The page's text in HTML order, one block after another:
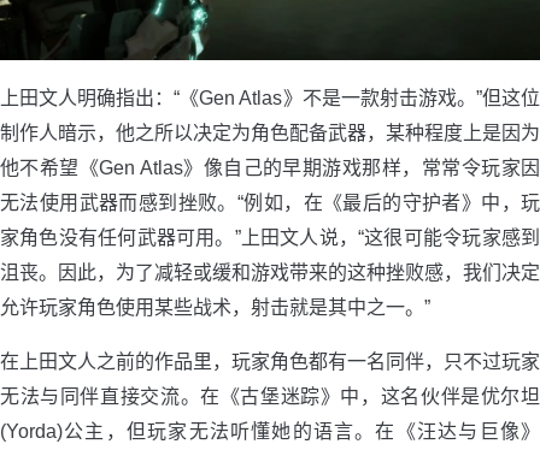
上田文人明确指出：“《Gen Atlas》不是一款射击游戏。”但这位
制作人暗示，他之所以决定为角色配备武器，某种程度上是因为
他不希望《Gen Atlas》像自己的早期游戏那样，常常令玩家因
无法使用武器而感到挫败。“例如，在《最后的守护者》中，玩
家角色没有任何武器可用。”上田文人说，“这很可能令玩家感到
沮丧。因此，为了减轻或缓和游戏带来的这种挫败感，我们决定
允许玩家角色使用某些战术，射击就是其中之一。”
在上田文人之前的作品里，玩家角色都有一名同伴，只不过玩家
无法与同伴直接交流。在《古堡迷踪》中，这名伙伴是优尔坦
(Yorda)公主，但玩家无法听懂她的语言。在《汪达与巨像》